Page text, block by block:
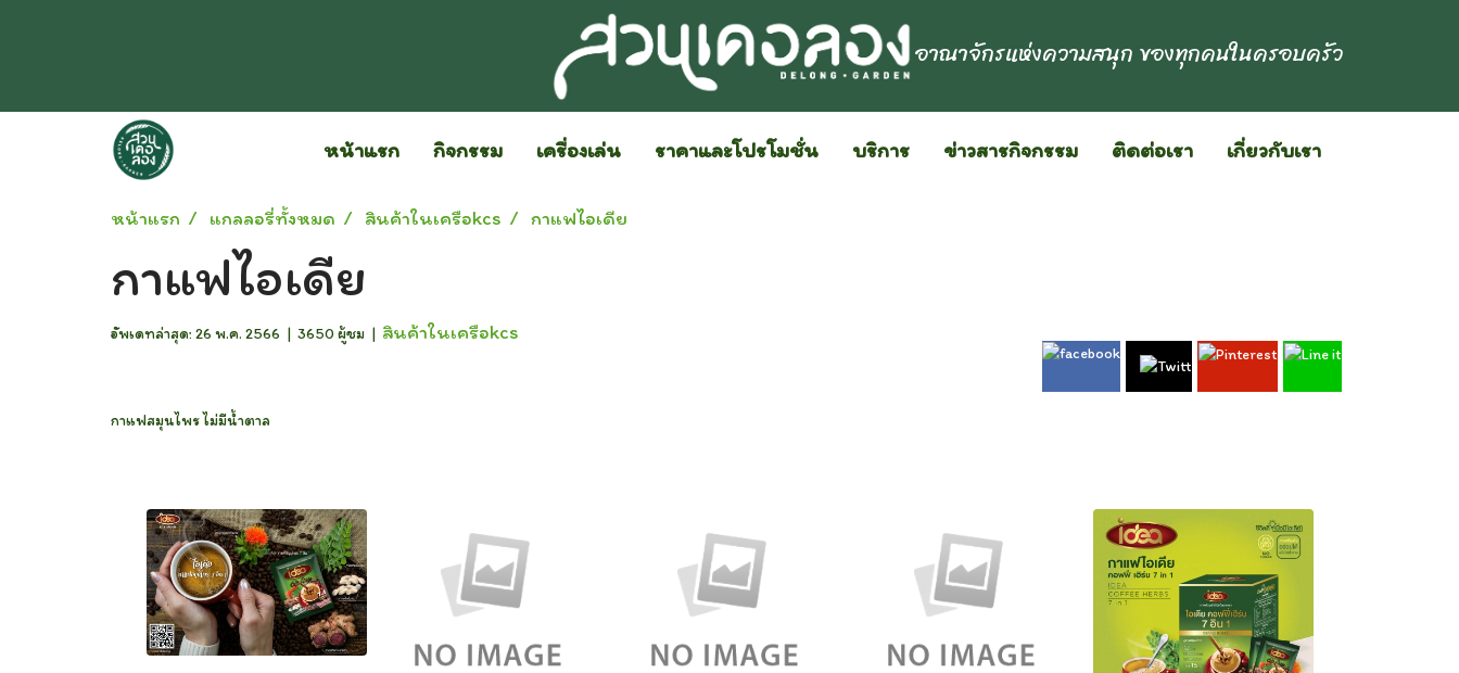
อาณาจักรแห่งความสนุก ของทุกคนในครอบครัว
หน้าแรก กิจกรรม เครื่องเล่น ราคาและโปรโมชั่น บริการ ข่าวสารกิจกรรม ติดต่อเรา เกี่ยวกับเรา
หน้าแรก แกลลอรี่ทั้งหมด สินค้าในเครือkcs กาแฟไอเดีย
กาแฟไอเดีย
อัพเดทล่าสุด: 26 พ.ค. 2566 | 3650 ผู้ชม | สินค้าในเครือkcs
กาแฟสมุนไพร ไม่มีน้ำตาล